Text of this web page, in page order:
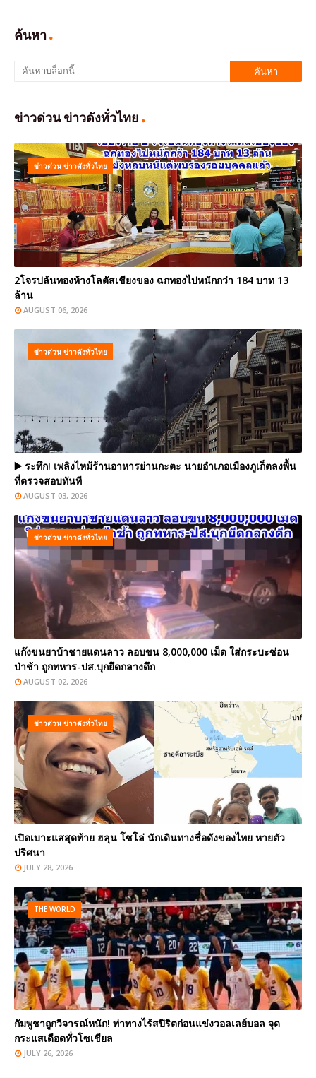
ค้นหา
ข่าวด่วน ข่าวดังทั่วไทย
ข่าวด่วน ข่าวดังทั่วไทย
2โจรปล้นทองห้างโลตัสเชียงของ ฉกทองไปหนักกว่า 184 บาท 13
ล้าน
AUGUST 06, 2026
ข่าวด่วน ข่าวดังทั่วไทย
▶️ ระทึก! เพลิงไหม้ร้านอาหารย่านกะตะ นายอำเภอเมืองภูเก็ตลงพื้น
ที่ตรวจสอบทันที
AUGUST 03, 2026
ข่าวด่วน ข่าวดังทั่วไทย
แก๊งขนยาบ้าชายแดนลาว ลอบขน 8,000,000 เม็ด ใส่กระบะซ่อน
ป่าช้า ถูกทหาร-ปส.บุกยึดกลางดึก
AUGUST 02, 2026
ข่าวด่วน ข่าวดังทั่วไทย
เปิดเบาะแสสุดท้าย ฮลุน โซโล่ นักเดินทางชื่อดังของไทย หายตัว
ปริศนา
JULY 28, 2026
THE WORLD
กัมพูชาถูกวิจารณ์หนัก! ท่าทางไร้สปิริตก่อนแข่งวอลเลย์บอล จุด
กระแสเดือดทั่วโซเชียล
JULY 26, 2026